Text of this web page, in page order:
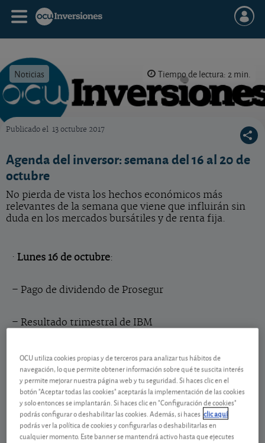
Noticias Tiempo de lectura: 2 min.
Publicado el 13 octubre 2017
Agenda del inversor: semana del 16 al 20 de
octubre
No pierda de vista los hechos económicos más
relevantes de la semana que viene que influirán sin
duda en los mercados bursátiles y de renta fija.
· Lunes 16 de octubre:
– Pago de dividendo de Prosegur
– Resultado trimestral de IBM
– Balanza comercial en la zona euro
– Encuesta manufacturera de Nueva York en EEUU
– Producción industrial en Japón
OCU utiliza cookies propias y de terceros para analizar tus hábitos de
navegación, lo que permite obtener información sobre qué te suscita interés
y permite mejorar nuestra página web y tu seguridad. Si haces clic en el
botón "Aceptar todas las cookies" aceptarás la implementación de las cookies
y solo entonces se implantarán. Si haces clic en "Configuración de cookies"
podrás configurar o deshabilitar las cookies. Además, si haces clic aquí
podrás ver la política de cookies y configurarlas o deshabilitarlas en
cualquier momento. Este banner se mantendrá activo hasta que ejecutes